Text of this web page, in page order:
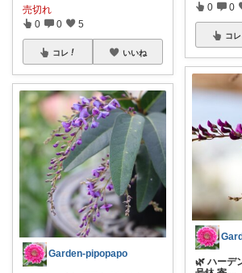
売切れ
0 0 5
コレ いいね
Garden-pipopapo
0 0
コレ
🌿 ハーデ